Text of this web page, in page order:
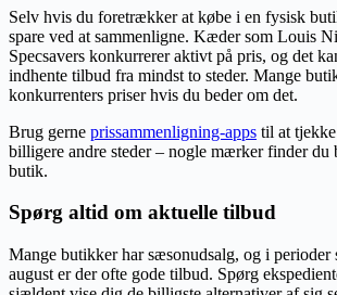
Selv hvis du foretrækker at købe i en fysisk
spare ved at sammenligne. Kæder som Louis
Specsavers konkurrerer aktivt på pris, og det
indhente tilbud fra mindst to steder. Mange
konkurrenters priser hvis du beder om det.
Brug gerne prissammenligning-apps til at
billigere andre steder – nogle mærker finder du
butik.
Spørg altid om aktuelle tilbud
Mange butikker har sæsonudsalg, og i perioder
august er der ofte gode tilbud. Spørg